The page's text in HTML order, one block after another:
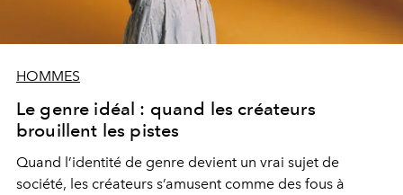
HOMMES
Le genre idéal : quand les créateurs
brouillent les pistes
Quand l’identité de genre devient un vrai sujet de
société, les créateurs s’amusent comme des fous à